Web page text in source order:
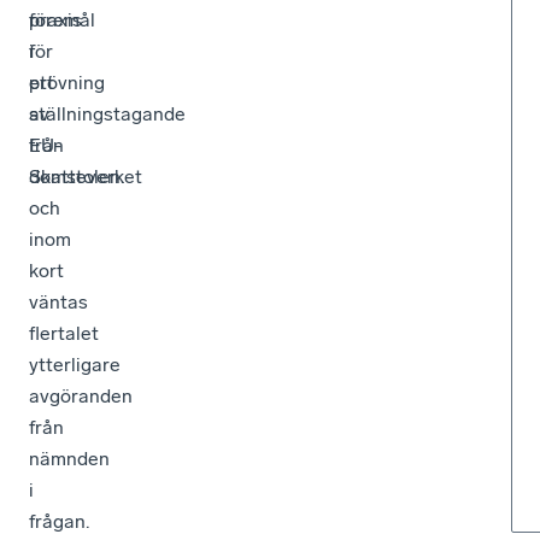
praxis
i
ett
ställningstagande
från
Skatteverket
och
inom
kort
väntas
flertalet
ytterligare
avgöranden
från
nämnden
i
frågan.
föremål
för
prövning
av
EU-
domstolen.